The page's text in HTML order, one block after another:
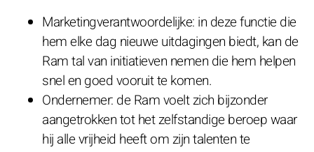
Marketingverantwoordelijke: in deze functie die
hem elke dag nieuwe uitdagingen biedt, kan de
Ram tal van initiatieven nemen die hem helpen
snel en goed vooruit te komen.
Ondernemer: de Ram voelt zich bijzonder
aangetrokken tot het zelfstandige beroep waar
hij alle vrijheid heeft om zijn talenten te